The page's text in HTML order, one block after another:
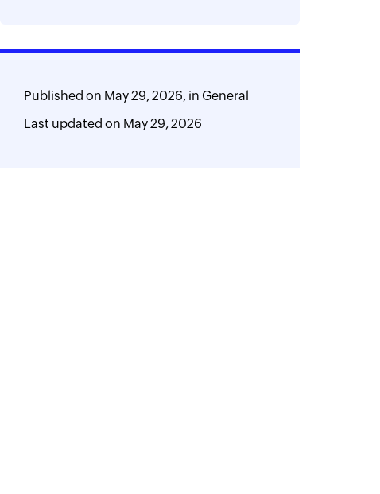
Published on May 29, 2026, in General
Last updated on May 29, 2026